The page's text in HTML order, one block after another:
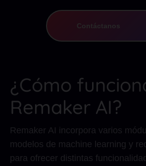
Contáctanos
¿Cómo
Remaker AI?
Remaker AI incorpora varios
modelos de machine learning y
para ofrecer distintas